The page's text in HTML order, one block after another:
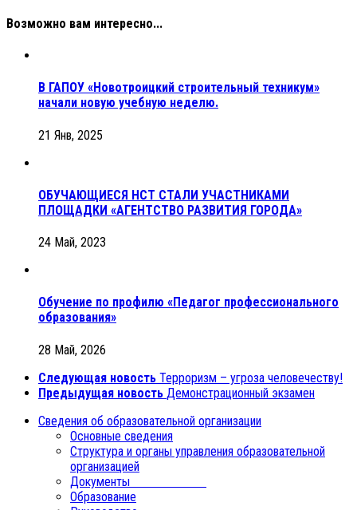
Возможно вам интересно...
В ГАПОУ «Новотроицкий строительный техникум»
начали новую учебную неделю.
21 Янв, 2025
ОБУЧАЮЩИЕСЯ НСТ СТАЛИ УЧАСТНИКАМИ
ПЛОЩАДКИ «АГЕНТСТВО РАЗВИТИЯ ГОРОДА»
24 Май, 2023
Обучение по профилю «Педагог профессионального
образования»
28 Май, 2026
Следующая новость Терроризм – угроза человечеству!
Предыдущая новость Демонстрационный экзамен
Сведения об образовательной организации
Основные сведения
Структура и органы управления образовательной
организацией
Документы
Образование